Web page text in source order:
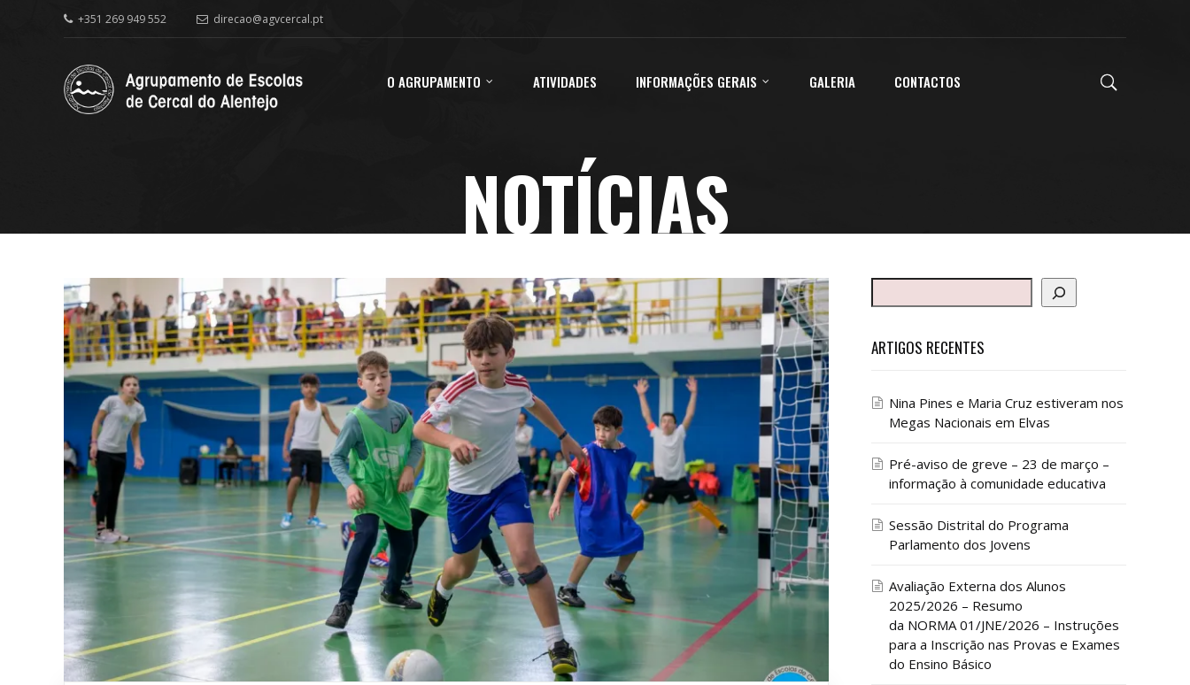
+351 269 949 552 direcao@agvcercal.pt
O AGRUPAMENTO ATIVIDADES INFORMAÇÕES GERAIS GALERIA CONTACTOS
NOTÍCIAS
ARTIGOS RECENTES
Nina Pines e Maria Cruz estiveram nos
Megas Nacionais em Elvas
Pré-aviso de greve – 23 de março –
informação à comunidade educativa
Sessão Distrital do Programa
Parlamento dos Jovens
Avaliação Externa dos Alunos
2025/2026 – Resumo
da NORMA 01/JNE/2026 – Instruções
para a Inscrição nas Provas e Exames
do Ensino Básico